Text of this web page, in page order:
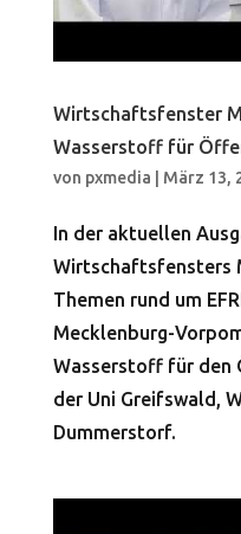
Wirtschaftsfenster
Wasserstoff für
von pxmedia | März 13,
In der aktuellen
Wirtschaftsfensters
Themen rund um
Mecklenburg-
Wasserstoff für den
der Uni Greifswald,
Dummerstorf.